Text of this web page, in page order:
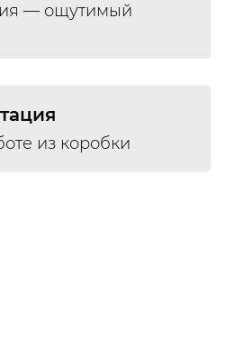
— ощутимый
из коробки